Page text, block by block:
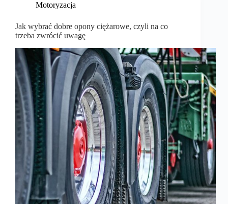
Motoryzacja
Jak wybrać dobre opony ciężarowe, czyli na co
trzeba zwrócić uwagę